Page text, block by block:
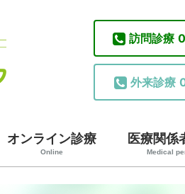
訪問診療
外来診療
オンライン診療
Online
医療関係
Medical